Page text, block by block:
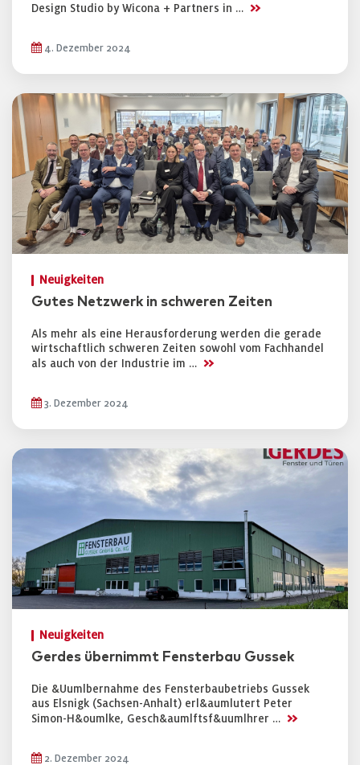
Design Studio by Wicona + Partners in … >>
4. Dezember 2024
Neuigkeiten
Gutes Netzwerk in schweren Zeiten
Als mehr als eine Herausforderung werden die gerade
wirtschaftlich schweren Zeiten sowohl vom Fachhandel
als auch von der Industrie im … >>
3. Dezember 2024
Neuigkeiten
Gerdes übernimmt Fensterbau Gussek
Die &Uumlbernahme des Fensterbaubetriebs Gussek
aus Elsnigk (Sachsen-Anhalt) erl&aumlutert Peter
Simon-H&oumlke, Gesch&aumlftsf&uumlhrer … >>
2. Dezember 2024